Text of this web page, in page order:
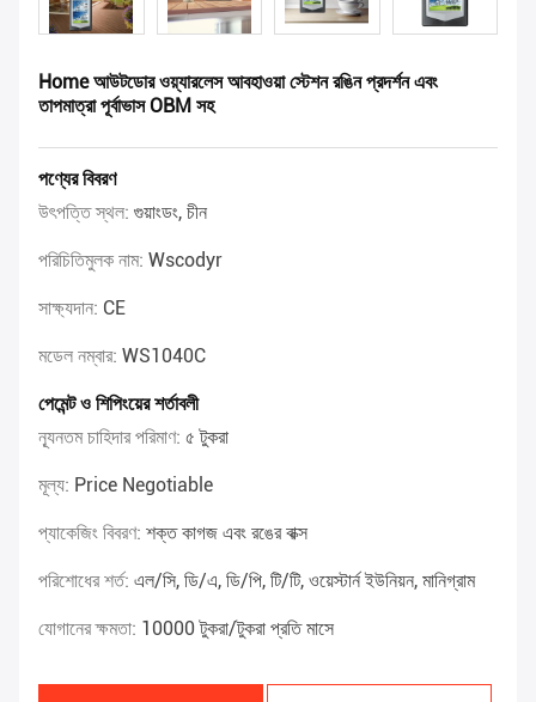
Home আউটডোর ওয়্যারলেস আবহাওয়া স্টেশন রঙিন প্রদর্শন এবং
তাপমাত্রা পূর্বাভাস OBM সহ
পণ্যের বিবরণ
উৎপত্তি স্থল: গুয়াংডং, চীন
পরিচিতিমুলক নাম: Wscodyr
সাক্ষ্যদান: CE
মডেল নম্বার: WS1040C
পেমেন্ট ও শিপিংয়ের শর্তাবলী
ন্যূনতম চাহিদার পরিমাণ: ৫ টুকরা
মূল্য: Price Negotiable
প্যাকেজিং বিবরণ: শক্ত কাগজ এবং রঙের বাক্স
পরিশোধের শর্ত: এল/সি, ডি/এ, ডি/পি, টি/টি, ওয়েস্টার্ন ইউনিয়ন, মানিগ্রাম
যোগানের ক্ষমতা: 10000 টুকরা/টুকরা প্রতি মাসে